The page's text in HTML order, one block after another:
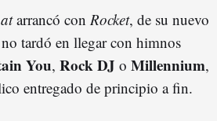
arrancó con Rocket, de su nuevo
tardó en llegar con himnos
You, Rock DJ o Millennium,
entregado de principio a fin.